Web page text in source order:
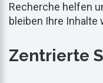
Recherche helfen
bleiben Ihre
Zentrierte